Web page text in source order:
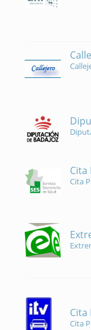
Cita
Cita
Cita
Cita